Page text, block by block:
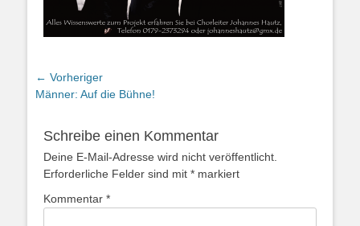
Beitragsnavigation
← Vorheriger
Vorheriger
Männer: Auf die Bühne!
Schreibe einen Kommentar
Deine E-Mail-Adresse wird nicht veröffentlicht.
Erforderliche Felder sind mit * markiert
Kommentar *